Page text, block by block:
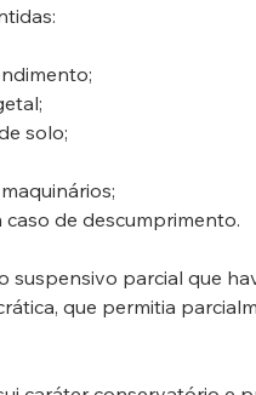
solo;
caso de descumprimento.
suspensivo parcial que
que permitia